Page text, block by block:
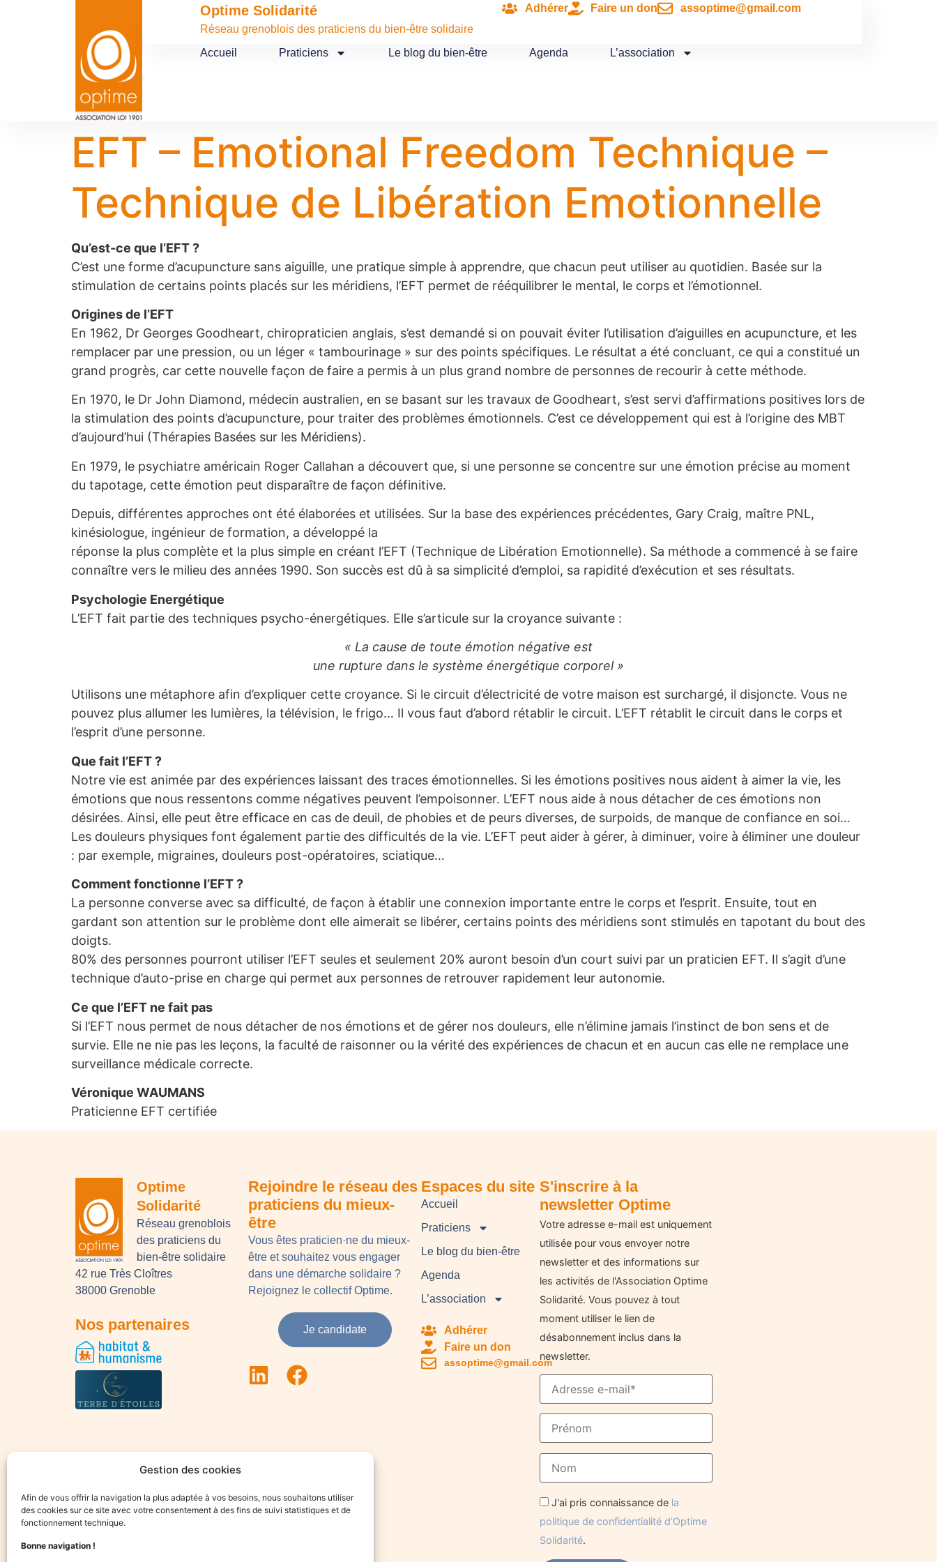
Gestion des cookies
Afin de vous offrir la navigation la plus adaptée à vos besoins, nous souhaitons utiliser
des cookies sur ce site avec votre consentement à des fins de suivi statistiques et de
fonctionnement technique.
Bonne navigation !
Optime Solidarité
Réseau grenoblois des praticiens du bien-être solidaire
Adhérer Faire un don assoptime@gmail.com
Accueil Praticiens Le blog du bien-être Agenda L’association
EFT – Emotional Freedom Technique –
Technique de Libération Emotionnelle
Qu’est-ce que l’EFT ?
C’est une forme d’acupuncture sans aiguille, une pratique simple à apprendre, que chacun peut utiliser au quotidien. Basée sur la
stimulation de certains points placés sur les méridiens, l’EFT permet de rééquilibrer le mental, le corps et l’émotionnel.
Origines de l’EFT
En 1962, Dr Georges Goodheart, chiropraticien anglais, s’est demandé si on pouvait éviter l’utilisation d’aiguilles en acupuncture, et les
remplacer par une pression, ou un léger « tambourinage » sur des points spécifiques. Le résultat a été concluant, ce qui a constitué un
grand progrès, car cette nouvelle façon de faire a permis à un plus grand nombre de personnes de recourir à cette méthode.
En 1970, le Dr John Diamond, médecin australien, en se basant sur les travaux de Goodheart, s’est servi d’affirmations positives lors de
la stimulation des points d’acupuncture, pour traiter des problèmes émotionnels. C’est ce développement qui est à l’origine des MBT
d’aujourd’hui (Thérapies Basées sur les Méridiens).
En 1979, le psychiatre américain Roger Callahan a découvert que, si une personne se concentre sur une émotion précise au moment
du tapotage, cette émotion peut disparaître de façon définitive.
Depuis, différentes approches ont été élaborées et utilisées. Sur la base des expériences précédentes, Gary Craig, maître PNL,
kinésiologue, ingénieur de formation, a développé la
réponse la plus complète et la plus simple en créant l’EFT (Technique de Libération Emotionnelle). Sa méthode a commencé à se faire
connaître vers le milieu des années 1990. Son succès est dû à sa simplicité d’emploi, sa rapidité d’exécution et ses résultats.
Psychologie Energétique
L’EFT fait partie des techniques psycho-énergétiques. Elle s’articule sur la croyance suivante :
« La cause de toute émotion négative est
une rupture dans le système énergétique corporel »
Utilisons une métaphore afin d’expliquer cette croyance. Si le circuit d’électricité de votre maison est surchargé, il disjoncte. Vous ne
pouvez plus allumer les lumières, la télévision, le frigo… Il vous faut d’abord rétablir le circuit. L’EFT rétablit le circuit dans le corps et
l’esprit d’une personne.
Que fait l’EFT ?
Notre vie est animée par des expériences laissant des traces émotionnelles. Si les émotions positives nous aident à aimer la vie, les
émotions que nous ressentons comme négatives peuvent l’empoisonner. L’EFT nous aide à nous détacher de ces émotions non
désirées. Ainsi, elle peut être efficace en cas de deuil, de phobies et de peurs diverses, de surpoids, de manque de confiance en soi…
Les douleurs physiques font également partie des difficultés de la vie. L’EFT peut aider à gérer, à diminuer, voire à éliminer une douleur
: par exemple, migraines, douleurs post-opératoires, sciatique…
Comment fonctionne l’EFT ?
La personne converse avec sa difficulté, de façon à établir une connexion importante entre le corps et l’esprit. Ensuite, tout en
gardant son attention sur le problème dont elle aimerait se libérer, certains points des méridiens sont stimulés en tapotant du bout des
doigts.
80% des personnes pourront utiliser l’EFT seules et seulement 20% auront besoin d’un court suivi par un praticien EFT. Il s’agit d’une
technique d’auto-prise en charge qui permet aux personnes de retrouver rapidement leur autonomie.
Ce que l’EFT ne fait pas
Si l’EFT nous permet de nous détacher de nos émotions et de gérer nos douleurs, elle n’élimine jamais l’instinct de bon sens et de
survie. Elle ne nie pas les leçons, la faculté de raisonner ou la vérité des expériences de chacun et en aucun cas elle ne remplace une
surveillance médicale correcte.
Véronique WAUMANS
Praticienne EFT certifiée
Optime
Solidarité
Réseau grenoblois
des praticiens du
bien-être solidaire
42 rue Très Cloîtres
38000 Grenoble
Nos partenaires
Rejoindre le réseau des
praticiens du mieux-
être
Vous êtes praticien·ne du mieux-
être et souhaitez vous engager
dans une démarche solidaire ?
Rejoignez le collectif Optime.
Je candidate
Espaces du site
Accueil
Praticiens
Le blog du bien-être
Agenda
L’association
Adhérer
Faire un don
assoptime@gmail.com
S'inscrire à la
newsletter Optime
Votre adresse e-mail est uniquement
utilisée pour vous envoyer notre
newsletter et des informations sur
les activités de l'Association Optime
Solidarité. Vous pouvez à tout
moment utiliser le lien de
désabonnement inclus dans la
newsletter.
J'ai pris connaissance de la
politique de confidentialité d'Optime
Solidarité.